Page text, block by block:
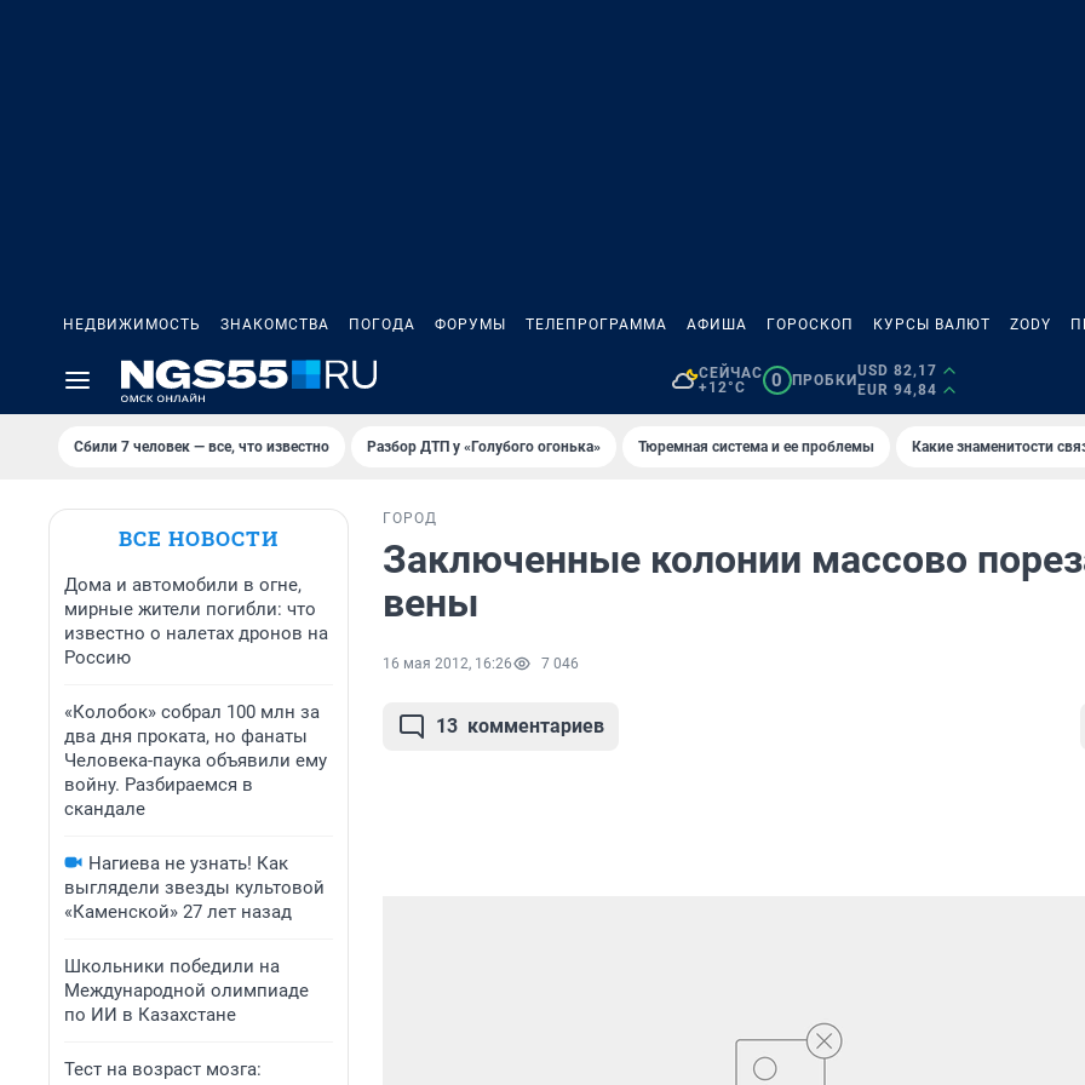
НЕДВИЖИМОСТЬ ЗНАКОМСТВА ПОГОДА ФОРУМЫ ТЕЛЕПРОГРАММА АФИША ГОРОСКОП КУРСЫ ВАЛЮТ ZODY
СЕЙЧАС
+12°C
0 ПРОБКИ
USD 82,17
EUR 94,84
Сбили 7 человек — все, что известно Разбор ДТП у «Голубого огонька» Тюремная система и ее проблемы Какие знаменитости
ВСЕ НОВОСТИ
Дома и автомобили в огне,
мирные жители погибли: что
известно о налетах дронов на
Россию
«Колобок» собрал 100 млн за
два дня проката, но фанаты
Человека-паука объявили ему
войну. Разбираемся в
скандале
Нагиева не узнать! Как
выглядели звезды культовой
«Каменской» 27 лет назад
Школьники победили на
Международной олимпиаде
по ИИ в Казахстане
Тест на возраст мозга:
ГОРОД
Заключенные колонии массово
вены
16 мая 2012, 16:26 7 046
13 комментариев